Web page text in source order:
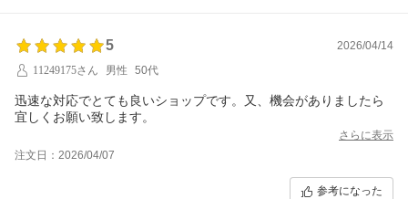
5
2026/04/14
11249175さん
男性 50代
迅速な対応でとても良いショップです。又、機会がありましたら
宜しくお願い致します。
さらに表示
注文日：2026/04/07
参考になった